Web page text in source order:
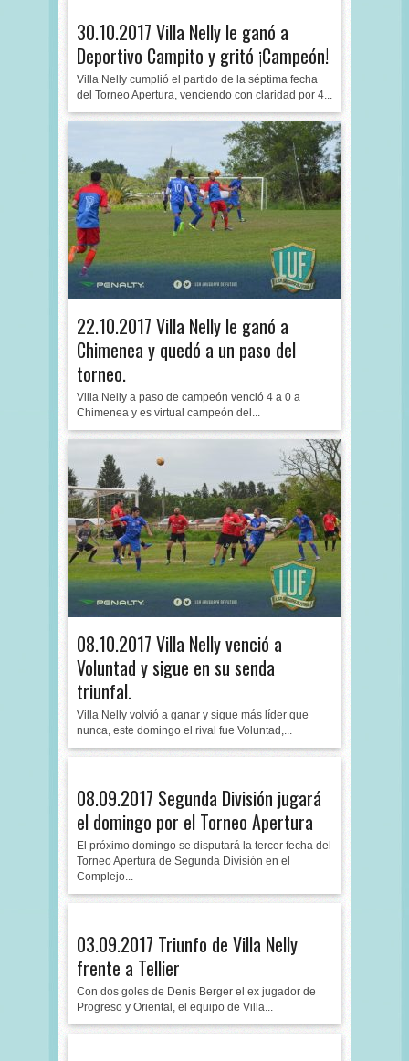
30.10.2017 Villa Nelly le ganó a
Deportivo Campito y gritó ¡Campeón!
Villa Nelly cumplió el partido de la séptima fecha
del Torneo Apertura, venciendo con claridad por 4...
22.10.2017 Villa Nelly le ganó a
Chimenea y quedó a un paso del
torneo.
Villa Nelly a paso de campeón venció 4 a 0 a
Chimenea y es virtual campeón del...
08.10.2017 Villa Nelly venció a
Voluntad y sigue en su senda
triunfal.
Villa Nelly volvió a ganar y sigue más líder que
nunca, este domingo el rival fue Voluntad,...
08.09.2017 Segunda División jugará
el domingo por el Torneo Apertura
El próximo domingo se disputará la tercer fecha del
Torneo Apertura de Segunda División en el
Complejo...
03.09.2017 Triunfo de Villa Nelly
frente a Tellier
Con dos goles de Denis Berger el ex jugador de
Progreso y Oriental, el equipo de Villa...